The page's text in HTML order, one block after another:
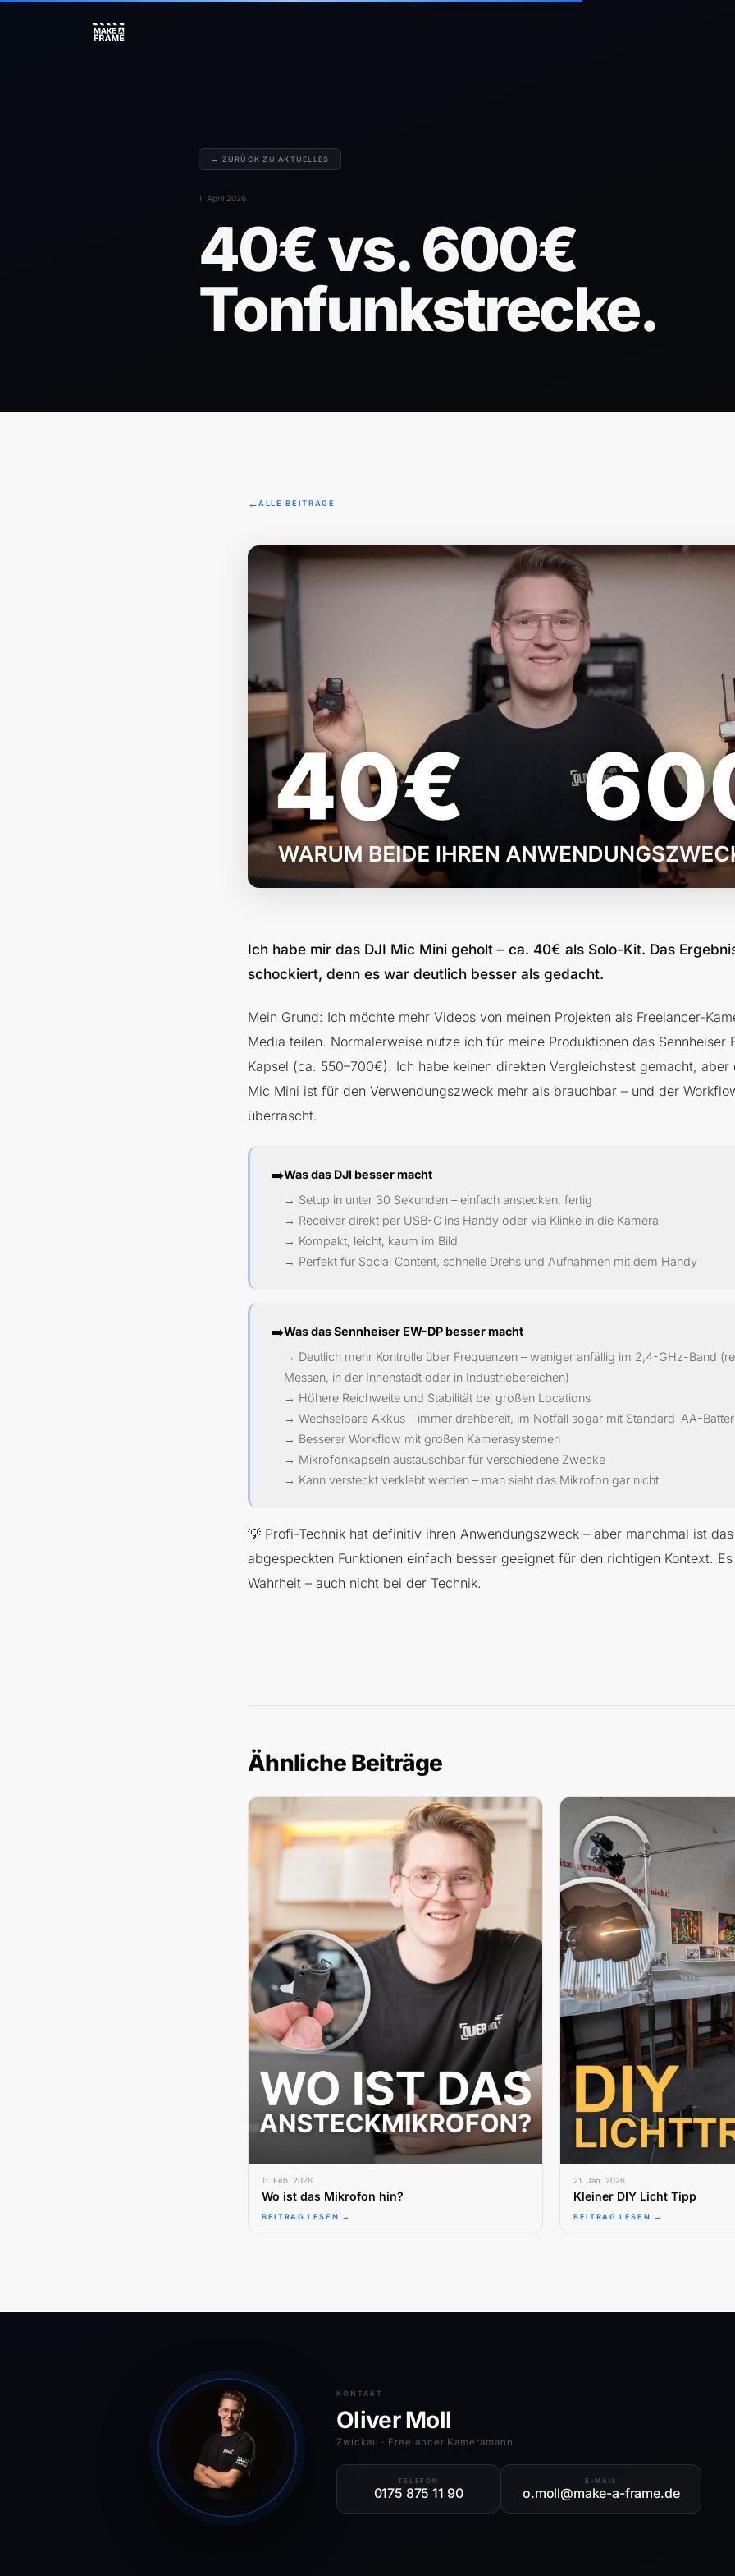
← ZURÜCK ZU AKTUELLES
1. April 2026
40€ vs. 600€
Tonfunkstrecke.
ALLE BEITRÄGE
Ich habe mir das DJI Mic Mini geholt – ca. 40€ als Solo-Kit. Das
schockiert, denn es war deutlich besser als gedacht.
Mein Grund: Ich möchte mehr Videos von meinen Projekten als Freelancer-
Media teilen. Normalerweise nutze ich für meine Produktionen das Sennheiser
Kapsel (ca. 550–700€). Ich habe keinen direkten Vergleichstest gemacht, aber
Mic Mini ist für den Verwendungszweck mehr als brauchbar – und der
überrascht.
➡️Was das DJI besser macht
→ Setup in unter 30 Sekunden – einfach anstecken, fertig
→ Receiver direkt per USB-C ins Handy oder via Klinke in die Kamera
→ Kompakt, leicht, kaum im Bild
→ Perfekt für Social Content, schnelle Drehs und Aufnahmen mit dem Handy
➡️Was das Sennheiser EW-DP besser macht
→ Deutlich mehr Kontrolle über Frequenzen – weniger anfällig im 2,4-GHz-Band
Messen, in der Innenstadt oder in Industriebereichen)
→ Höhere Reichweite und Stabilität bei großen Locations
→ Wechselbare Akkus – immer drehbereit, im Notfall sogar mit Standard-AA-
→ Besserer Workflow mit großen Kamerasystemen
→ Mikrofonkapseln austauschbar für verschiedene Zwecke
→ Kann versteckt verklebt werden – man sieht das Mikrofon gar nicht
💡 Profi-Technik hat definitiv ihren Anwendungszweck – aber manchmal ist
abgespeckten Funktionen einfach besser geeignet für den richtigen Kontext.
Wahrheit – auch nicht bei der Technik.
Ähnliche Beiträge
11. Feb. 2026
Wo ist das Mikrofon hin?
BEITRAG LESEN →
21. Jan. 2026
Kleiner DIY Licht Tipp
BEITRAG LESEN →
KONTAKT
Oliver Moll
Zwickau · Freelancer Kameramann
TELEFON
0175 875 11 90
E-MAIL
o.moll@make-a-frame.de